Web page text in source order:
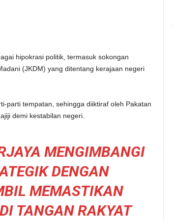
hipokrasi politik, termasuk sokongan
(JKDM) yang ditentang kerajaan negeri
parti tempatan, sehingga diiktiraf oleh Pakatan
demi kestabilan negeri.
MENGIMBANGI
DENGAN
MEMASTIKAN
TANGAN RAKYAT